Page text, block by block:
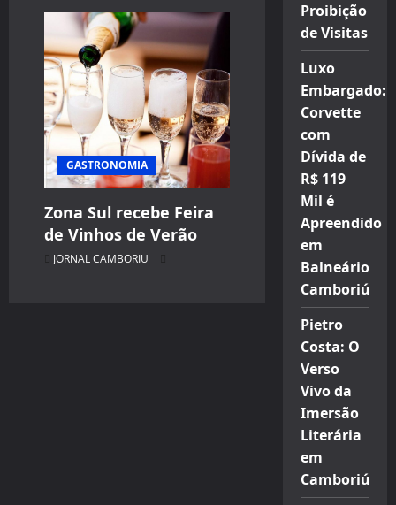
GASTRONOMIA
Zona Sul recebe Feira
de Vinhos de Verão
JORNAL CAMBORIU
Proibição
de Visitas
Luxo
Embargado:
Corvette
com
Dívida de
R$ 119
Mil é
Apreendido
em
Balneário
Camboriú
Pietro
Costa: O
Verso
Vivo da
Imersão
Literária
em
Camboriú